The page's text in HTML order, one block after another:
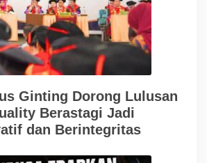
Ginting Dorong Lulusan
Berastagi Jadi
dan Berintegritas